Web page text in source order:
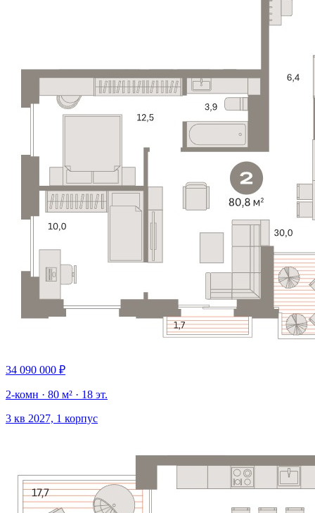
34 090 000 ₽
2-комн · 80 м² · 18 эт.
3 кв 2027, 1 корпус